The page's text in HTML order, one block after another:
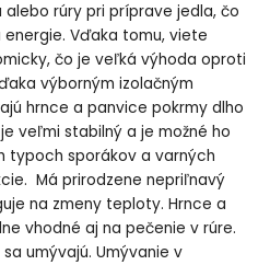
alebo rúry pri príprave jedla, čo
Vďaka tomu, viete
čo je veľká výhoda oproti
výborným izolačným
hrnce a panvice pokrmy dlho
veľmi stabilný a je možné ho
typoch sporákov a varných
Má prirodzene nepriľnavý
na zmeny teploty. Hrnce a
vhodné aj na pečenie v rúre.
umývajú. Umývanie v